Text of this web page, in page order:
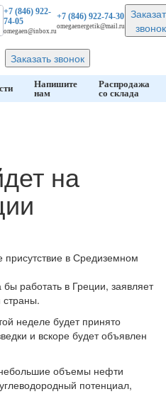
+7 (846)922-
74-05
omegaen@inbox.ru
+7 (846)922-74-30
omegaenergetik@mail.ru
звонок
Заказать звонок
Напишите
нам
Распродажа
со склада
на
присутствие в Средиземном
работать в Греции, заявляет
страны.
неделе будет принято
и вскоре будет объявлен
объемы нефти
потенциал,